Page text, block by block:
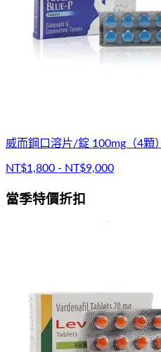
威而鋼口溶片/錠 100mg（4顆）
NT$1,800 - NT$9,000
當季特價折扣